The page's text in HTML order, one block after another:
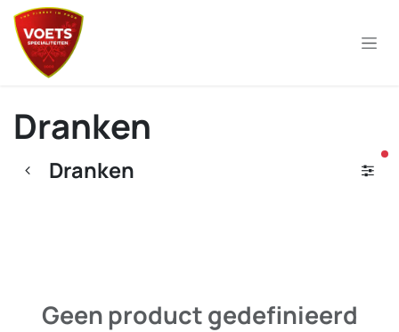
Overslaan naar inhoud
Dranken
Dranken
Geen product gedefinieerd